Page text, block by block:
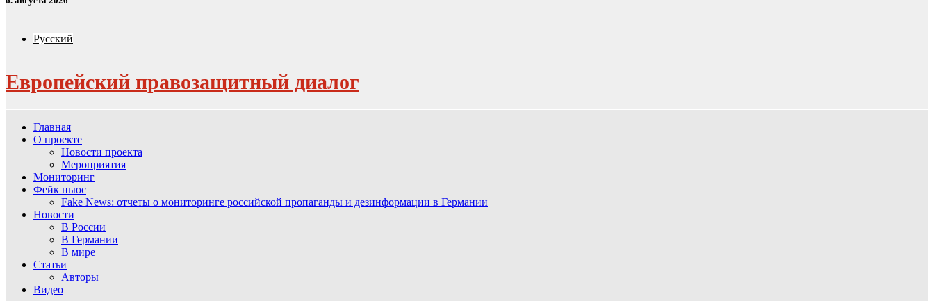
Русский
Европейский правозащитный диалог
Главная
О проекте
Новости проекта
Мероприятия
Мониторинг
Фейк ньюс
Fake News: отчеты о мониторинге российской пропаганды и дезинформации в Германии
Новости
В России
В Германии
В мире
Статьи
Авторы
Видео